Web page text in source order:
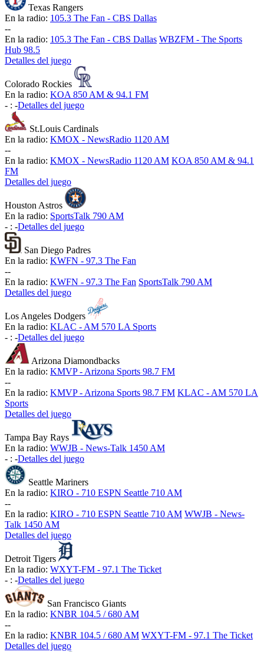
Texas Rangers
En la radio: 105.3 The Fan - CBS Dallas
--
En la radio: 105.3 The Fan - CBS Dallas WBZFM - The Sports
Hub 98.5
Detalles del juego
Colorado Rockies
En la radio: KOA 850 AM & 94.1 FM
- : -Detalles del juego
St.Louis Cardinals
En la radio: KMOX - NewsRadio 1120 AM
--
En la radio: KMOX - NewsRadio 1120 AM KOA 850 AM & 94.1
FM
Detalles del juego
Houston Astros
En la radio: SportsTalk 790 AM
- : -Detalles del juego
San Diego Padres
En la radio: KWFN - 97.3 The Fan
--
En la radio: KWFN - 97.3 The Fan SportsTalk 790 AM
Detalles del juego
Los Angeles Dodgers
En la radio: KLAC - AM 570 LA Sports
- : -Detalles del juego
Arizona Diamondbacks
En la radio: KMVP - Arizona Sports 98.7 FM
--
En la radio: KMVP - Arizona Sports 98.7 FM KLAC - AM 570 LA
Sports
Detalles del juego
Tampa Bay Rays
En la radio: WWJB - News-Talk 1450 AM
- : -Detalles del juego
Seattle Mariners
En la radio: KIRO - 710 ESPN Seattle 710 AM
--
En la radio: KIRO - 710 ESPN Seattle 710 AM WWJB - News-
Talk 1450 AM
Detalles del juego
Detroit Tigers
En la radio: WXYT-FM - 97.1 The Ticket
- : -Detalles del juego
San Francisco Giants
En la radio: KNBR 104.5 / 680 AM
--
En la radio: KNBR 104.5 / 680 AM WXYT-FM - 97.1 The Ticket
Detalles del juego